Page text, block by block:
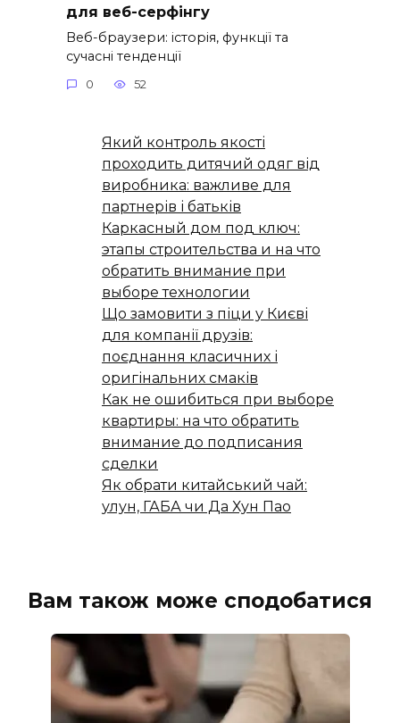
для веб-серфінгу
Веб-браузери: історія, функції та
сучасні тенденції
0 52
Який контроль якості
проходить дитячий одяг від
виробника: важливе для
партнерів і батьків
Каркасный дом под ключ:
этапы строительства и на что
обратить внимание при
выборе технологии
Що замовити з піци у Києві
для компанії друзів:
поєднання класичних і
оригінальних смаків
Как не ошибиться при выборе
квартиры: на что обратить
внимание до подписания
сделки
Як обрати китайський чай:
улун, ГАБА чи Да Хун Пао
Вам також може сподобатися